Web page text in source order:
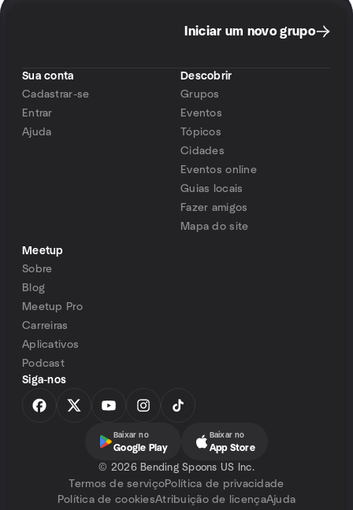
Iniciar um novo grupo
Sua conta
Cadastrar-se
Entrar
Ajuda
Descobrir
Grupos
Eventos
Tópicos
Cidades
Eventos online
Guias locais
Fazer amigos
Mapa do site
Meetup
Sobre
Blog
Meetup Pro
Carreiras
Aplicativos
Podcast
Siga-nos
Baixar no
Google Play
Baixar no
App Store
© 2026 Bending Spoons US Inc.
Termos de serviçoPolítica de privacidade
Política de cookiesAtribuição de licençaAjuda